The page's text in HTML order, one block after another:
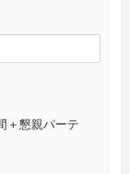
＋懇親パーテ